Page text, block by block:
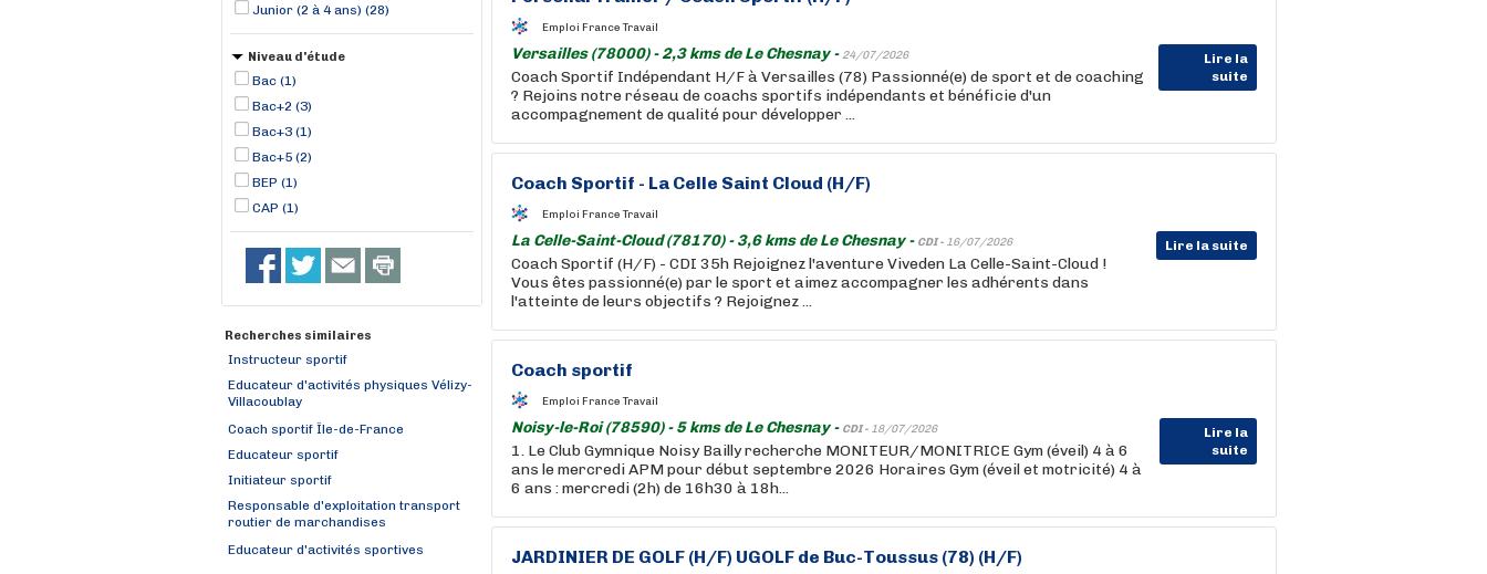
Junior (2 à 4 ans) (28)
Niveau d'étude
Bac (1)
Bac+2 (3)
Bac+3 (1)
Bac+5 (2)
BEP (1)
CAP (1)
Recherches similaires
Instructeur sportif
Educateur d'activités physiques Vélizy-
Villacoublay
Coach sportif Île-de-France
Educateur sportif
Initiateur sportif
Responsable d'exploitation transport
routier de marchandises
Educateur d'activités sportives
Emploi France Travail
Versailles (78000) - 2,3 kms de Le Chesnay - 24/07/2026
Lire la
suite
Coach Sportif Indépendant H/F à Versailles (78) Passionné(e) de sport et de coaching
? Rejoins notre réseau de coachs sportifs indépendants et bénéficie d'un
accompagnement de qualité pour développer ...
Coach Sportif - La Celle Saint Cloud (H/F)
Emploi France Travail
La Celle-Saint-Cloud (78170) - 3,6 kms de Le Chesnay - CDI - 16/07/2026 Lire la suite
Coach Sportif (H/F) - CDI 35h Rejoignez l'aventure Viveden La Celle-Saint-Cloud !
Vous êtes passionné(e) par le sport et aimez accompagner les adhérents dans
l'atteinte de leurs objectifs ? Rejoignez ...
Coach sportif
Emploi France Travail
Noisy-le-Roi (78590) - 5 kms de Le Chesnay - CDI - 18/07/2026
Lire la
suite
1. Le Club Gymnique Noisy Bailly recherche MONITEUR/MONITRICE Gym (éveil) 4 à 6
ans le mercredi APM pour début septembre 2026 Horaires Gym (éveil et motricité) 4 à
6 ans : mercredi (2h) de 16h30 à 18h...
JARDINIER DE GOLF (H/F) UGOLF de Buc-Toussus (78) (H/F)